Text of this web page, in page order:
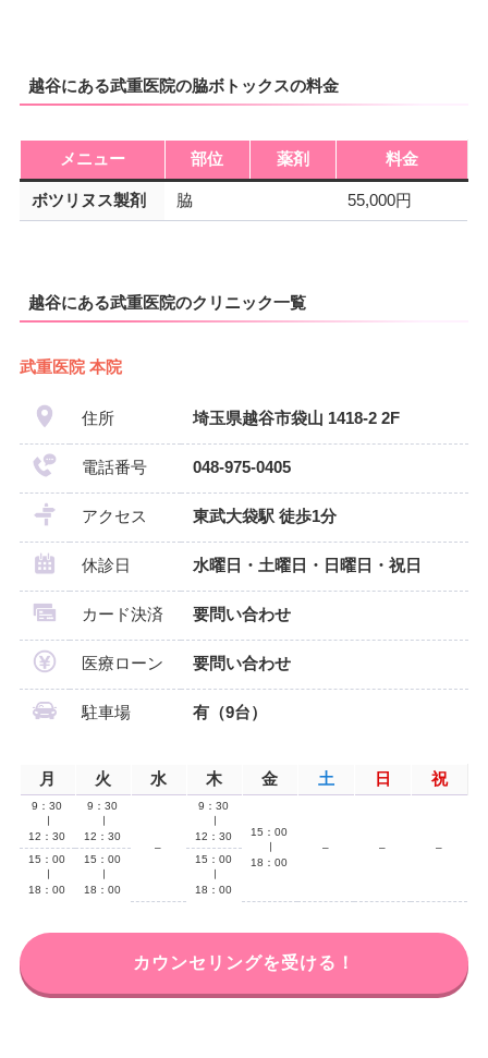
越谷にある武重医院の脇ボトックスの料金
メニュー 部位 薬剤 料金
ボツリヌス製剤 脇 55,000円
越谷にある武重医院のクリニック一覧
武重医院 本院
住所 埼玉県越谷市袋山 1418-2 2F
電話番号 048-975-0405
アクセス 東武大袋駅 徒歩1分
休診日 水曜日・土曜日・日曜日・祝日
カード決済 要問い合わせ
医療ローン 要問い合わせ
駐車場 有（9台）
月 火 水 木 金 土 日 祝
9：30
12：30
9：30
12：30
–
9：30
12：30
15：00
18：00
– –
–
15：00
18：00
15：00
18：00
15：00
18：00
カウンセリングを受ける！